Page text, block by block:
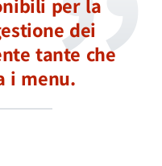
per la
dei
tante che
i menu.